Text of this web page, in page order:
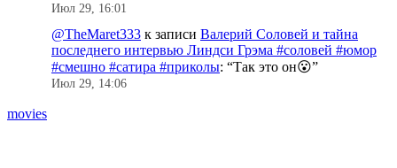
Июл 29, 16:01
@TheMaret333 к записи Валерий Соловей и тайна
последнего интервью Линдси Грэма #соловей #юмор
#смешно #сатира #приколы: “Так это он😮”
Июл 29, 14:06
movies